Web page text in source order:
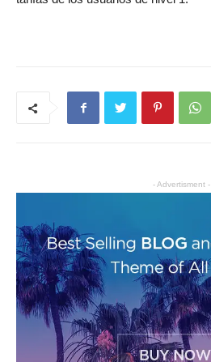
- Advertisment -